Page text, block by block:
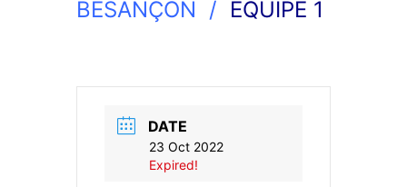
BESANÇON / EQUIPE 1
DATE
23 Oct 2022
Expired!